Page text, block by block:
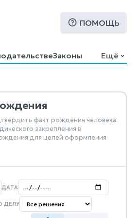
ПОМОЩЬ
Законы
Ещё
факт рождения человека.
закрепления в
для целей оформления
ДАТА
ДЕЛУ